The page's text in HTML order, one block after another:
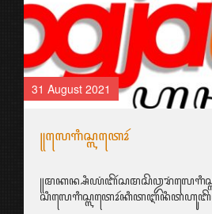
31 August 2021
꧋ꦭꦺꦒꦶꦱ꧀ꦭꦠꦺꦴꦂ